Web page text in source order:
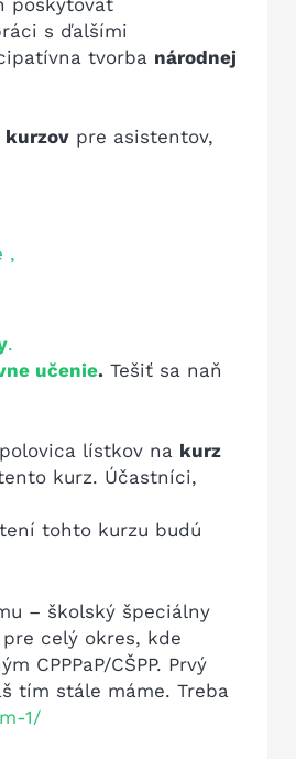
s ďalšími
tvorba národnej
kurzovpre asistentov,
,
.
učenie.Tešiť sa naň
lístkov na kurz
kurz. Účastníci,
tohto kurzu budú
– školský špeciálny
celý okres, kde
CPPPaP/CŠPP. Prvý
tím stále máme. Treba
1/